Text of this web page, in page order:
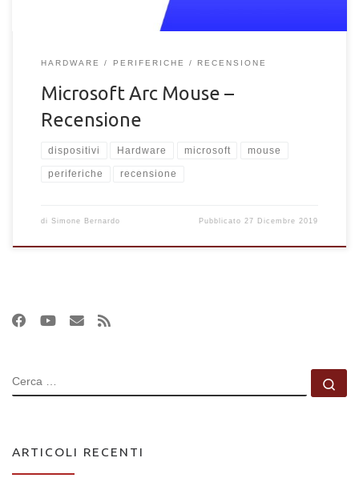
HARDWARE PERIFERICHE RECENSIONE
Microsoft Arc Mouse –
Recensione
dispositivi Hardware microsoft mouse
periferiche recensione
di Simone Bernardo Pubblicato27 Dicembre 2019
CERCA
ARTICOLI RECENTI